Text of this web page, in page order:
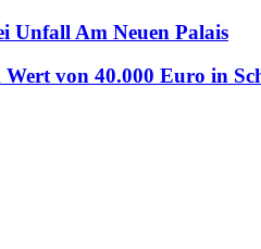
Unfall Am Neuen Palais
von 40.000 Euro in